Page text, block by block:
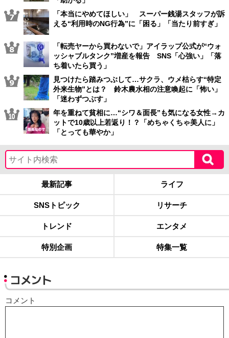
「本当にやめてほしい」 スーパー銭湯スタッフが訴
える“利用時のNG行為”に「困る」「当たり前すぎ」
「転売ヤーから買わないで」アイラップ公式が“ウォ
ッシャブルタンク”増産を報告 SNS「心強い」「落
ち着いたら買う」
見つけたら踏みつぶして…サクラ、ウメ枯らす“特定
外来生物”とは？ 鈴木農水相の注意喚起に「怖い」
「迷わずつぶす」
年を重ねて貧相に…“シワ＆面長”も気になる女性→カ
ットで10歳以上若返り！？「めちゃくちゃ美人に」
「とっても華やか」
最新記事 ライフ
SNSトピック リサーチ
トレンド エンタメ
特別企画 特集一覧
コメント
コメント